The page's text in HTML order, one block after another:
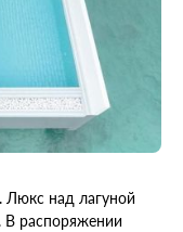
Люкс над лагуной
В распоряжении